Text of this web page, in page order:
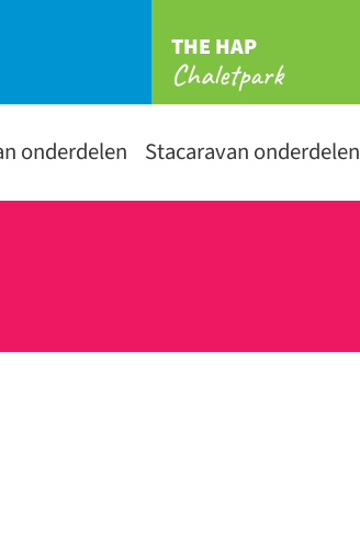
THE HAP
Chaletpark
onderdelen Stacaravan onderdelen